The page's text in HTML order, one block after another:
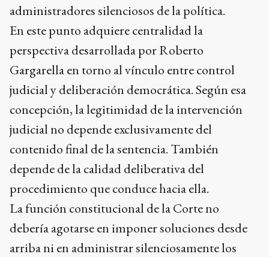
administradores silenciosos de la política.
En este punto adquiere centralidad la
perspectiva desarrollada por Roberto
Gargarella en torno al vínculo entre control
judicial y deliberación democrática. Según esa
concepción, la legitimidad de la intervención
judicial no depende exclusivamente del
contenido final de la sentencia. También
depende de la calidad deliberativa del
procedimiento que conduce hacia ella.
La función constitucional de la Corte no
debería agotarse en imponer soluciones desde
arriba ni en administrar silenciosamente los